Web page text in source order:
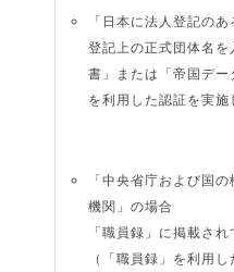
「日本に法人登記の
登記上の正式団体名
書」または「帝国デ
を利用した認証を実施
「中央省庁および国
機関」の場合
「職員録」に掲載さ
（「職員録」を利用